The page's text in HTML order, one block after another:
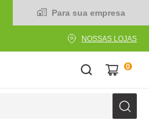
Para sua empresa
NOSSAS LOJAS
0